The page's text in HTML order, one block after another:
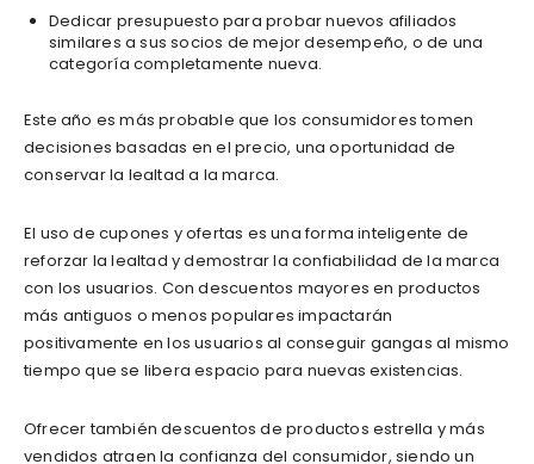
Dedicar presupuesto para probar nuevos afiliados
similares a sus socios de mejor desempeño, o de una
categoría completamente nueva.
Este año es más probable que los consumidores tomen
decisiones basadas en el precio, una oportunidad de
conservar la lealtad a la marca.
El uso de cupones y ofertas es una forma inteligente de
reforzar la lealtad y demostrar la confiabilidad de la marca
con los usuarios. Con descuentos mayores en productos
más antiguos o menos populares impactarán
positivamente en los usuarios al conseguir gangas al mismo
tiempo que se libera espacio para nuevas existencias.
Ofrecer también descuentos de productos estrella y más
vendidos atraen la confianza del consumidor, siendo un